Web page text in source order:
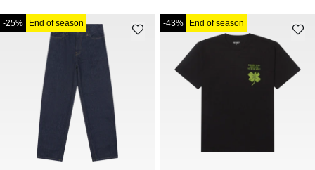
-25% End of season -43% End of season